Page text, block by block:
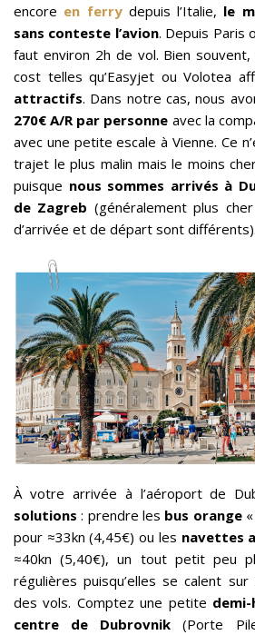
encore en ferrydepuis l’Italie, le
sans conteste l’avion. Depuis Paris
faut environ 2h de vol. Bien
cost telles qu’Easyjet ou Volotea
attractifs. Dans notre cas, nous
270€ A/R par personne avec la
avec une petite escale à Vienne. Ce
trajet le plus malin mais le moins
puisque nous sommes arrivés à
de Zagreb (généralement plus
d’arrivée et de départ sont différents).
À votre arrivée à l’aéroport de
solutions : prendre les bus orange«
pour ≈33kn (4,45€) ou les navettes
≈40kn (5,40€), un tout petit peu
régulières puisqu’elles se calent sur
des vols. Comptez une petite
centre de Dubrovnik (Porte